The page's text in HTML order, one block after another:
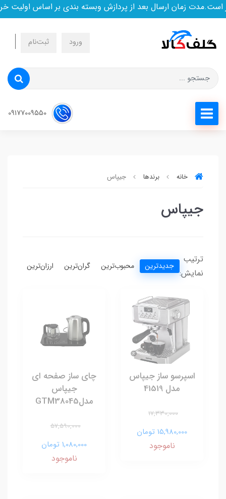
زمان ارسال بعد از پردازش وبسته بندی بر اساس اولیت
ورود ثبت‌نام
خانه برندها جیپاس
جیپاس
ترتیب
نمایش:
جدیدترین محبوب‌ترین گران‌ترین ارزان‌ترین
اسپرسو ساز جیپاس
مدل 41519
17,330,000
15,980,000 تومان
ناموجود
چای ساز صفحه ای
جیپاس
مدلGTM38045
57,590,000
1,080,000 تومان
ناموجود